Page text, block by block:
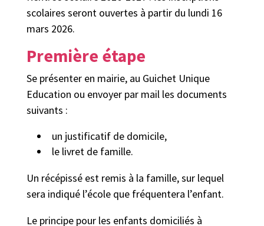
scolaires seront ouvertes à partir du lundi 16
mars 2026.
Première étape
Se présenter en mairie, au Guichet Unique
Education ou envoyer par mail les documents
suivants :
un justificatif de domicile,
le livret de famille.
Un récépissé est remis à la famille, sur lequel
sera indiqué l’école que fréquentera l’enfant.
Le principe pour les enfants domiciliés à